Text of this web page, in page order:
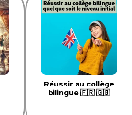
Réussir au collège
bilingue 🇫🇷 🇬🇧